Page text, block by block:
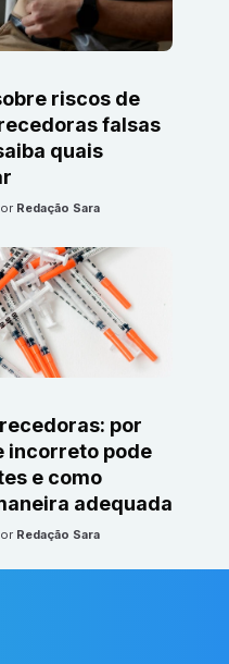
riscos de
falsas
quais
Redação Sara
por
incorreto pode
e como
adequada
Redação Sara